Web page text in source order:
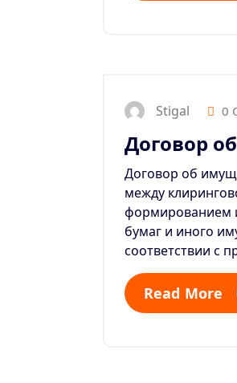
Stigal 0
Договор
Договор об
между
формированием
бумаг и иного
соответствии с
Read More